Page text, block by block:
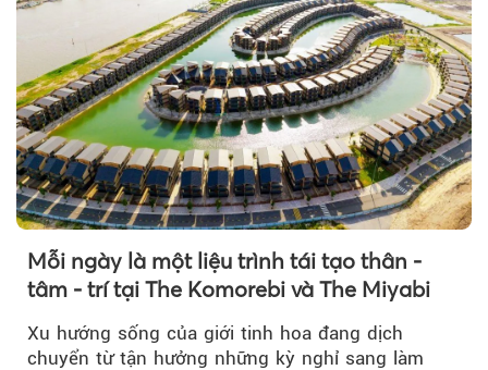
Mỗi ngày là một liệu trình tái tạo thân -
tâm - trí tại The Komorebi và The Miyabi
Xu hướng sống của giới tinh hoa đang dịch
chuyển từ tận hưởng những kỳ nghỉ sang làm